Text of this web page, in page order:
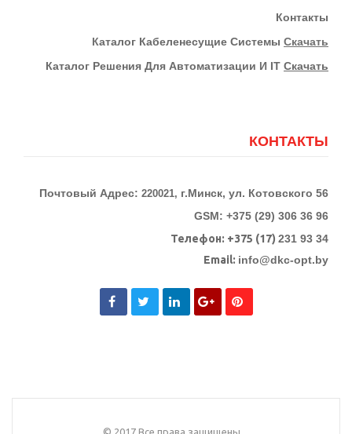
Контакты
КАталог Кабеленесущие Системы Скачать
Каталог Решения Для Автоматизации И IT Скачать
КОНТАКТЫ
Почтовый Адрес: 220021, г.Минск, ул. Котовского 56
GSM: +375 (29) 306 36 96
Телефон: +375 (17) 231 93 34
Email: info@dkc-opt.by
© 2017 Все права защищены